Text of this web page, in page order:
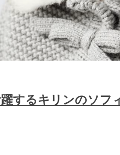
するキリンのソフ